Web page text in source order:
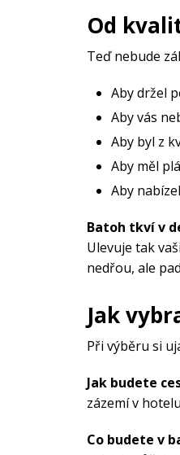
Letní
Zima
Výprodej
Od
Teď nebude
Aby držel
Aby vás
Aby byl z
Aby měl
Aby
Batoh tkví v
Ulevuje tak
nedřou, ale
Jak
Při výběru si
Jak budete
zázemí v
Co budete v